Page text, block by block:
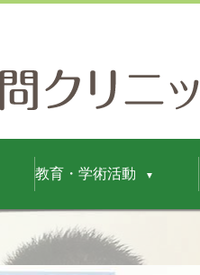
教育・学術活動